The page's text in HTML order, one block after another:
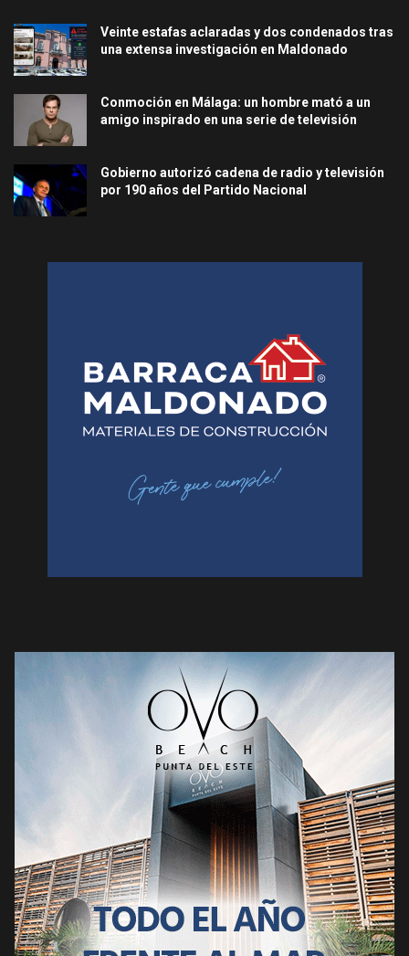
Veinte estafas aclaradas y dos condenados tras
una extensa investigación en Maldonado
Conmoción en Málaga: un hombre mató a un
amigo inspirado en una serie de televisión
Gobierno autorizó cadena de radio y televisión
por 190 años del Partido Nacional